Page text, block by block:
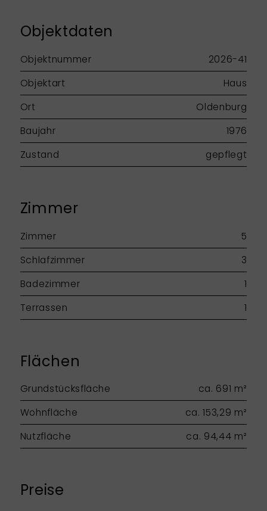
Objektdaten
Objektnummer
2026-41
Objektart
Haus
Ort
Oldenburg
Baujahr
1976
Zustand
gepflegt
Zimmer
Zimmer
5
Schlafzimmer
3
Badezimmer
1
Terrassen
1
Flächen
Grundstücksfläche
ca. 691 m²
Wohnfläche
ca. 153,29 m²
Nutzfläche
ca. 94,44 m²
Preise